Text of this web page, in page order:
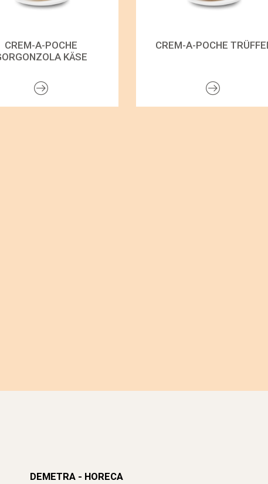
CREM-A-POCHE
KÄSE
CREM-A-POCHE
DEMETRA - HORECA